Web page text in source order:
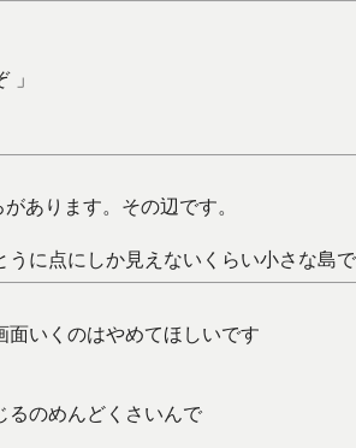
」
あります。その辺です。
に点にしか見えないくらい小さな島
いくのはやめてほしいです
るのめんどくさいんで